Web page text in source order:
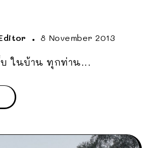
8 November 2013
บ ในบ้าน ทุกท่าน...